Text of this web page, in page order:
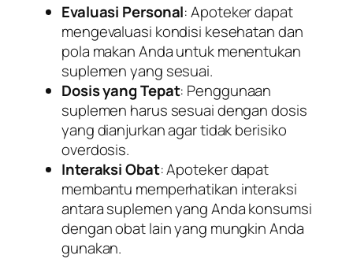
Evaluasi Personal: Apoteker dapat
mengevaluasi kondisi kesehatan dan
pola makan Anda untuk menentukan
suplemen yang sesuai.
Dosis yang Tepat: Penggunaan
suplemen harus sesuai dengan dosis
yang dianjurkan agar tidak berisiko
overdosis.
Interaksi Obat: Apoteker dapat
membantu memperhatikan interaksi
antara suplemen yang Anda konsumsi
dengan obat lain yang mungkin Anda
gunakan.